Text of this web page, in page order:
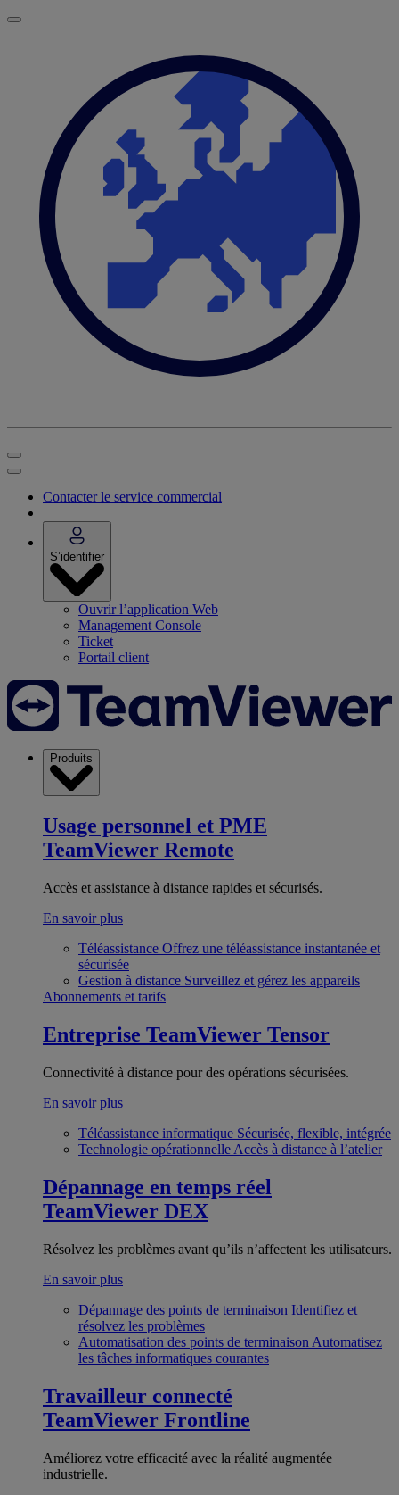
Contacter le service commercial
S’identifier
Ouvrir l’application Web
Management Console
Ticket
Portail client
Produits
Usage personnel et PME
TeamViewer Remote
Accès et assistance à distance rapides et sécurisés.
En savoir plus
Téléassistance Offrez une téléassistance instantanée et
sécurisée
Gestion à distance Surveillez et gérez les appareils
Abonnements et tarifs
Entreprise TeamViewer Tensor
Connectivité à distance pour des opérations sécurisées.
En savoir plus
Téléassistance informatique Sécurisée, flexible, intégrée
Technologie opérationnelle Accès à distance à l’atelier
Dépannage en temps réel
TeamViewer DEX
Résolvez les problèmes avant qu’ils n’affectent les utilisateurs.
En savoir plus
Dépannage des points de terminaison Identifiez et
résolvez les problèmes
Automatisation des points de terminaison Automatisez
les tâches informatiques courantes
Travailleur connecté
TeamViewer Frontline
Améliorez votre efficacité avec la réalité augmentée
industrielle.